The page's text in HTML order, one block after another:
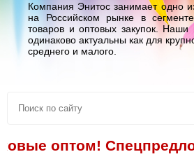
Компания Энитос занимает одно
на Российском рынке в
товаров и оптовых закупок. Наши
одинаково актуальны как для
среднего и малого.
Спецпредложение!